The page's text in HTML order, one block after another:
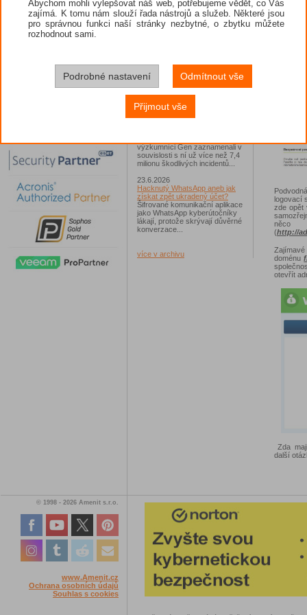
26.6.2026
ESET: S příchodem léta
zaplavují Česko falešné mobilní
Chase Home App či Candy
Race Launcher. Hlavním cílem
útočníků bylo v tomto případě
Polsko, následováno Českem a
Slovenskem...
24.6.2026
výzkumníci Gen zaznamenali v
souvislosti s ní už více než 7,4
milionu škodlivých incidentů...
23.6.2026
Hacknutý WhatsApp aneb jak
získat zpět ukradený účet?
Šifrované komunikační aplikace
jako WhatsApp kyberútočníky
lákají, protože skrývají důvěrné
konverzace...
více v archivu
adresu
jasný
logovací
zde opět
(http://
doménu
otevřít
Zda
další
© 1998 - 2026 Amenit s.r.o.
www.Amenit.cz
Ochrana osobních údajů
Souhlas s cookies
Abychom mohli vylepšovat náš web, potřebujeme vědět, co Vás
zajímá. K tomu nám slouží řada nástrojů a služeb. Některé jsou
pro správnou funkci naší stránky nezbytné, o zbytku můžete
rozhodnout sami.
Podrobné nastavení Odmítnout vše
Přijmout vše